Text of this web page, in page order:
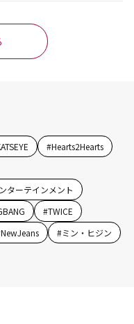
#Hearts2Hearts
ターテインメント
#TWICE
NewJeans #ミン・ヒジン